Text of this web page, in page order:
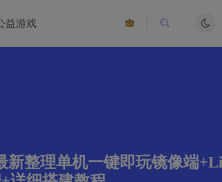
整理单机一键即玩镜像端
益游戏